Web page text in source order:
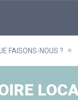
FAISONS-NOUS ?